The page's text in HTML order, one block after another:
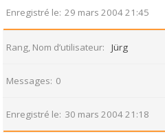
Enregistré le 29 mars 2004 21:45
Rang, Nom d’utilisateur Jürg
Messages 0
Enregistré le 30 mars 2004 21:18